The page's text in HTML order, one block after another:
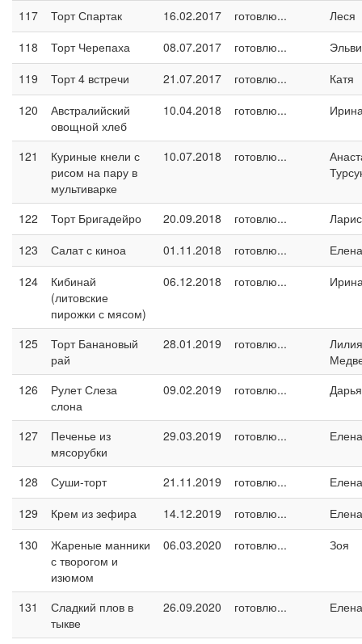
117 Торт Спартак 16.02.2017 готовлю...
Леся
118
Торт Черепаха 08.07.2017 готовлю...
119
Торт 4 встречи 21.07.2017 готовлю...
Катя
120
Австралийский
овощной хлеб
10.04.2018 готовлю...
121
Куриные кнели с
рисом на пару в
мультиварке
10.07.2018 готовлю...
122 Торт Бригадейро 20.09.2018 готовлю...
123
Салат с киноа 01.11.2018 готовлю...
124
Кибинай
(литовские
пирожки с мясом)
06.12.2018 готовлю...
125
Торт Банановый
рай
28.01.2019 готовлю...
Лилия
126
Рулет Слеза
слона
09.02.2019 готовлю... Дарья
127
Печенье из
мясорубки
29.03.2019 готовлю...
128 Суши-торт 21.11.2019 готовлю...
129
Крем из зефира 14.12.2019 готовлю...
130
Жареные манники
с творогом и
изюмом
06.03.2020 готовлю... Зоя
131
Сладкий плов в
тыкве
26.09.2020 готовлю...